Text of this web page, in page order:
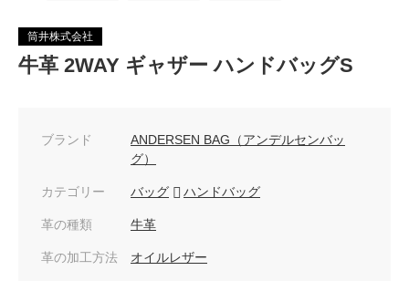
筒井株式会社
牛革 2WAY ギャザー ハンドバッグS
ブランド
ANDERSEN BAG（アンデルセンバッ
グ）
カテゴリー バッグ ハンドバッグ
革の種類 牛革
革の加工方法 オイルレザー